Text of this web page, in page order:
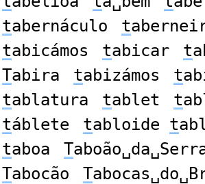
tabernáculo t
tabicámos tabicar t
Tabira tabizámos t
tablatura tablet t
táblete tabloide t
taboa T
Tabocão T